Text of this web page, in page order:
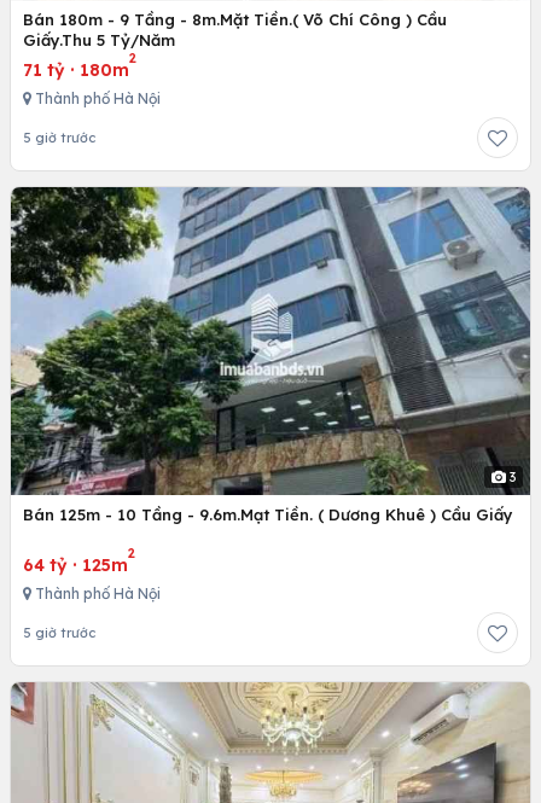
Bán 180m - 9 Tầng - 8m.Mặt Tiền.( Võ Chí Công ) Cầu
Giấy.Thu 5 Tỷ/Năm
71 tỷ · 180m
2
Thành phố Hà Nội
5 giờ trước
3
Bán 125m - 10 Tầng - 9.6m.Mạt Tiền. ( Dương Khuê ) Cầu Giấy
64 tỷ · 125m
2
Thành phố Hà Nội
5 giờ trước